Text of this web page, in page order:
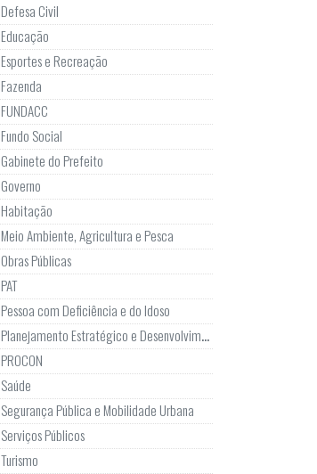
Defesa Civil
Educação
Esportes e Recreação
Fazenda
FUNDACC
Fundo Social
Gabinete do Prefeito
Governo
Habitação
Meio Ambiente, Agricultura e Pesca
Obras Públicas
PAT
Pessoa com Deficiência e do Idoso
Planejamento Estratégico e Desenvolvimento
PROCON
Saúde
Segurança Pública e Mobilidade Urbana
Serviços Públicos
Turismo